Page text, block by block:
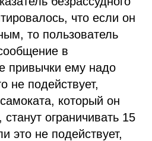
что если он
то пользователь
в
привычки ему надо
не подействует,
который он
ограничивать 15
это не подействует,